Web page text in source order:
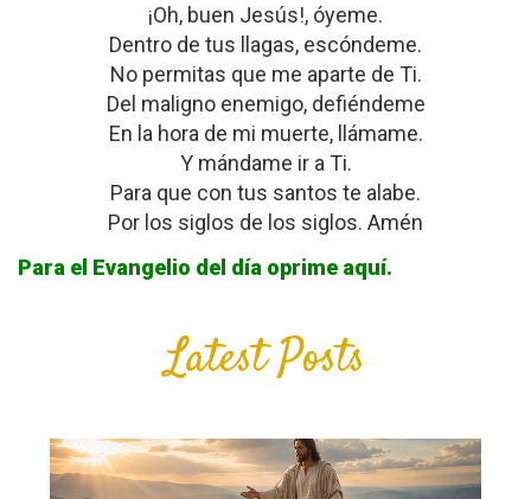
¡Oh, buen Jesús!, óyeme.
Dentro de tus llagas, escóndeme.
No permitas que me aparte de Ti.
Del maligno enemigo, defiéndeme
En la hora de mi muerte, llámame.
Y mándame ir a Ti.
Para que con tus santos te alabe.
Por los siglos de los siglos. Amén
Para el Evangelio del día oprime aquí.
Latest Posts